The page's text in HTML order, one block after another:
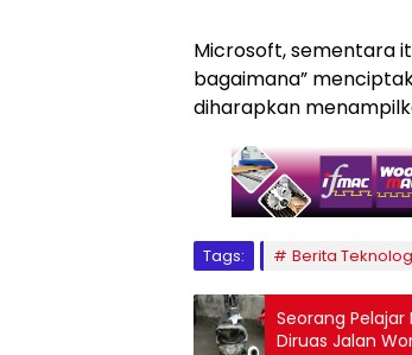
Microsoft, sementara
bagaimana”
diharapkan
Tags: Berita
Seorang
Diruas Jalan